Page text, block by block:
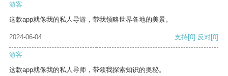
游客
这款app就像我的私人导游，带我领略世界各地的美景。
2024-06-04 支持[0] 反对[0]
游客
这款app就像我的私人导师，带领我探索知识的奥秘。